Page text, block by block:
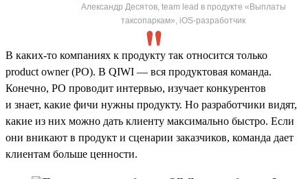
Александр Десятов, team lead в продукте «Выплаты
таксопаркам», iOS-разработчик
В каких-то компаниях к продукту так относится только
product owner (PO). В QIWI — вся продуктовая команда.
Конечно, PO проводит интервью, изучает конкурентов
и знает, какие фичи нужны продукту. Но разработчики видят,
какие из них можно дать клиенту максимально быстро. Если
они вникают в продукт и сценарии заказчиков, команда дает
клиентам больше ценности.